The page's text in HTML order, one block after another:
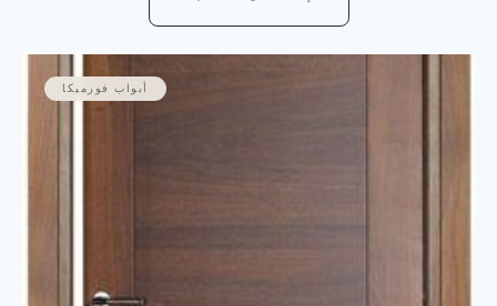
أبواب فورميكا